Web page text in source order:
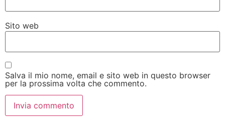
Sito web
Salva il mio nome, email e sito web in questo browser
per la prossima volta che commento.